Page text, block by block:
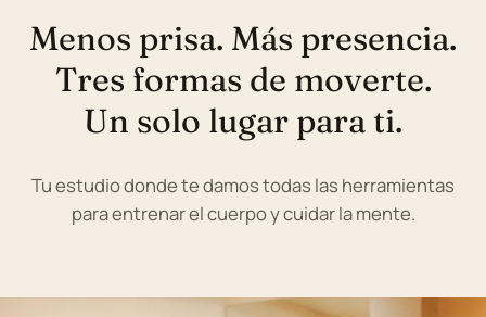
Menos prisa. Más presencia.
Tres formas de moverte.
Un solo lugar para ti.
Tu estudio donde te damos todas las herramientas
para entrenar el cuerpo y cuidar la mente.